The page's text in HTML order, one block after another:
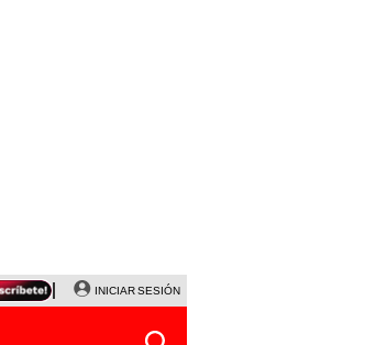
NALDY SALDAÑA
INICIAR SESIÓN